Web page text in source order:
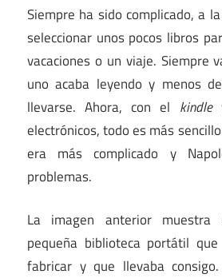
Siempre ha sido complicado, a
seleccionar unos pocos libros
vacaciones o un viaje. Siempre
uno acaba leyendo y menos
llevarse. Ahora, con el kindle
electrónicos, todo es más
era más complicado y
problemas.
La imagen anterior
pequeña biblioteca portátil
fabricar y que llevaba